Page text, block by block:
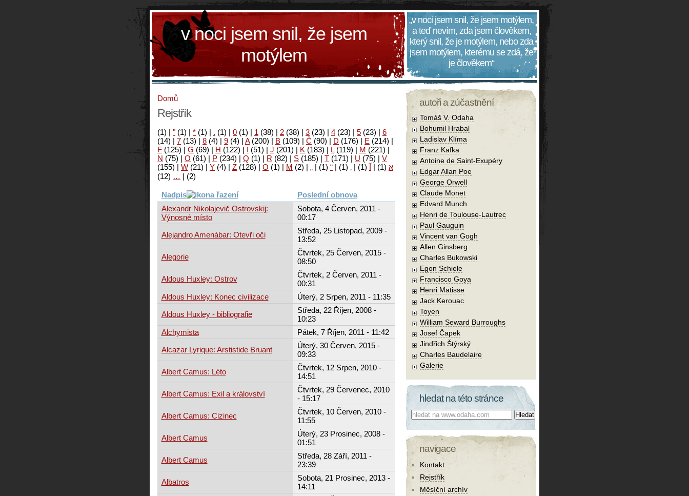
v noci jsem snil, že jsem
motýlem
„v noci jsem snil, že jsem motýlem,
a teď nevím, zda jsem člověkem,
který snil, že je motýlem, nebo zda
jsem motýlem, kterému se zdá, že
je člověkem“
Domů
Rejstřík
(1) | " (1) | * (1) | . (1) | 0 (1) | 1 (38) | 2 (38) | 3 (23) | 4 (23) | 5 (23) | 6
(14) | 7 (13) | 8 (4) | 9 (4) | A(200) | B (109) | Č (90) | D (176) | E (214) |
F (125) | G (69) | H (122) | I (51) | J (201) | K (183) | L(119) | M (221) |
N (75) | O (61) | P (234) | Q (1) | R (82) | S (185) | T (171) | U (75) | V
(155) | W (21) | Y (4) | Z (128) | Ο (1) | М (2) | א (1)
| آ (1)
|
‚
(1)
|
“
(1)
|
„
(2)
|
…
(12)
Nadpis
Poslední obnova
Alexandr Nikolajevič Ostrovskij:
Výnosné místo
Sobota, 4 Červen, 2011 -
00:17
Alejandro Amenábar: Otevři oči
Středa, 25 Listopad, 2009 -
13:52
Alegorie
Čtvrtek, 25 Červen, 2015 -
08:50
Aldous Huxley: Ostrov
Čtvrtek, 2 Červen, 2011 -
00:31
Aldous Huxley: Konec civilizace
Úterý, 2 Srpen, 2011 - 11:35
Aldous Huxley - bibliografie
Středa, 22 Říjen, 2008 -
10:23
Alchymista
Pátek, 7 Říjen, 2011 - 11:42
Alcazar Lyrique: Arstistide Bruant
Úterý, 30 Červen, 2015 -
09:33
Albert Camus: Léto
Čtvrtek, 12 Srpen, 2010 -
14:51
Albert Camus: Exil a království
Čtvrtek, 29 Červenec, 2010
- 15:17
Albert Camus: Cizinec
Čtvrtek, 10 Červen, 2010 -
11:55
Albert Camus
Úterý, 23 Prosinec, 2008 -
01:51
Albert Camus
Středa, 28 Září, 2011 -
23:39
Albatros
Sobota, 21 Prosinec, 2013 -
14:11
autoři a zúčastnění
Tomáš V. Odaha
Bohumil Hrabal
Ladislav Klíma
Franz Kafka
Antoine de Saint-Exupéry
Edgar Allan Poe
George Orwell
Claude Monet
Edvard Munch
Henri de Toulouse-Lautrec
Paul Gauguin
Vincent van Gogh
Allen Ginsberg
Charles Bukowski
Egon Schiele
Francisco Goya
Henri Matisse
Jack Kerouac
Toyen
William Seward Burroughs
Josef Čapek
Jindřich Štýrský
Charles Baudelaire
Galerie
hledat na této stránce
Co hledat:
navigace
Kontakt
Rejstřík
Měsíční archív